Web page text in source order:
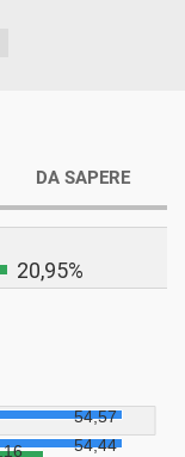
DA SAPERE